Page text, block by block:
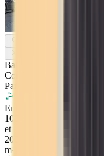
Bail
Commercial
Paris
Entre
100
et
200
m²